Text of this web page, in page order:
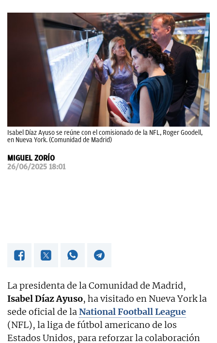
OKDIARIO
Isabel Díaz Ayuso se reúne con el comisionado de la NFL, Roger Goodell,
en Nueva York. (Comunidad de Madrid)
MIGUEL ZORÍO
26/06/2025 18:01
La presidenta de la Comunidad de Madrid,
Isabel Díaz Ayuso, ha visitado en Nueva York la
sede oficial de laNational Football League
(NFL), la liga de fútbol americano de los
Estados Unidos, para reforzar la colaboración